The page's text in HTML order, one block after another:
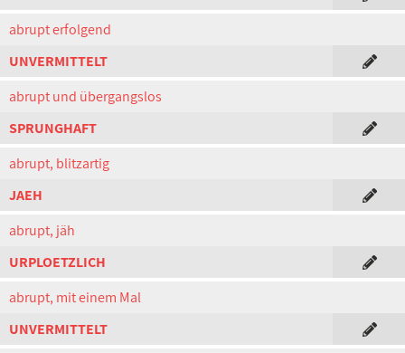
abrupt erfolgend
UNVERMITTELT
abrupt und übergangslos
SPRUNGHAFT
abrupt, blitzartig
JAEH
abrupt, jäh
URPLOETZLICH
abrupt, mit einem Mal
UNVERMITTELT